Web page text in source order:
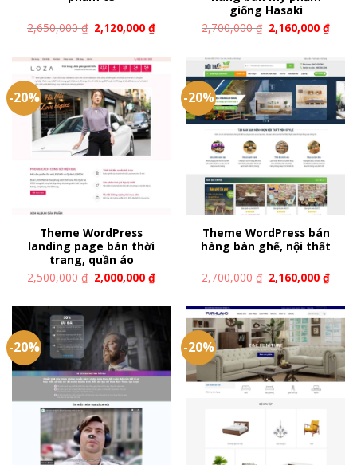
2,650,000₫ 2,120,000₫
giống Hasaki
2,700,000₫ 2,160,000₫
-20%
Theme WordPress
landing page bán thời
trang, quần áo
2,500,000₫ 2,000,000₫
-20%
Theme WordPress bán
hàng bàn ghế, nội thất
2,700,000₫ 2,160,000₫
-20% -20%